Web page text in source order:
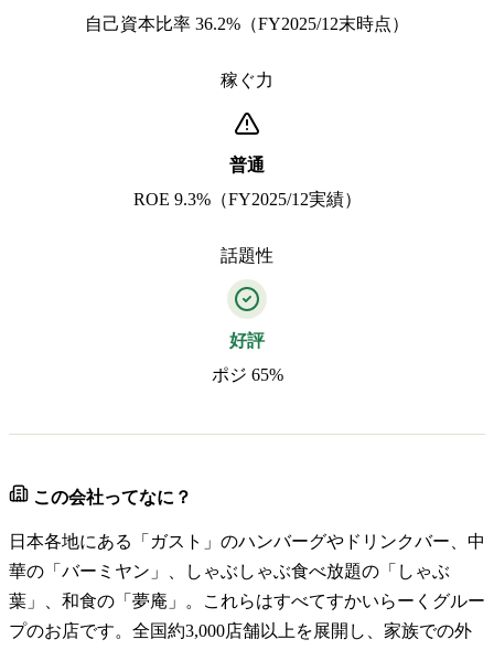
自己資本比率 36.2%（FY2025/12末時点）
稼ぐ力
普通
ROE 9.3%（FY2025/12実績）
話題性
好評
ポジ 65%
この会社ってなに？
日本各地にある「ガスト」のハンバーグやドリンクバー、中
華の「バーミヤン」、しゃぶしゃぶ食べ放題の「しゃぶ
葉」、和食の「夢庵」。これらはすべてすかいらーくグルー
プのお店です。全国約3,000店舗以上を展開し、家族での外